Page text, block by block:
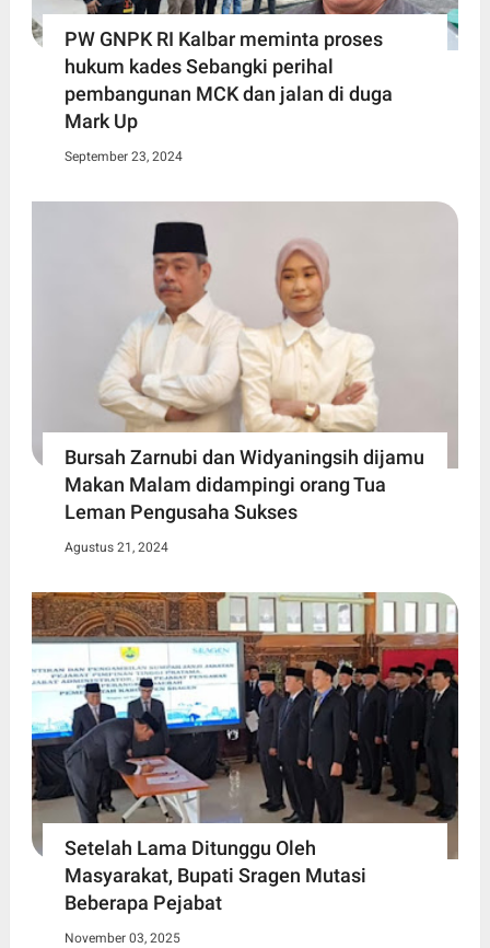
PW GNPK RI Kalbar meminta proses
hukum kades Sebangki perihal
pembangunan MCK dan jalan di duga
Mark Up
September 23, 2024
Bursah Zarnubi dan Widyaningsih dijamu
Makan Malam didampingi orang Tua
Leman Pengusaha Sukses
Agustus 21, 2024
Setelah Lama Ditunggu Oleh
Masyarakat, Bupati Sragen Mutasi
Beberapa Pejabat
November 03, 2025